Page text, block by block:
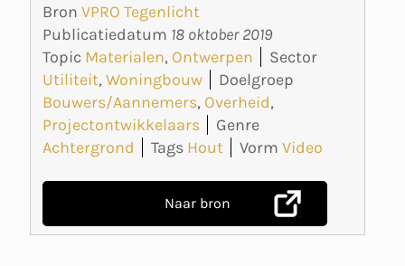
Bron VPRO Tegenlicht
Publicatiedatum 18 oktober 2019
Topic Materialen, Ontwerpen
Sector
Utiliteit, Woningbouw
Doelgroep
Bouwers/Aannemers, Overheid,
Projectontwikkelaars
Genre
Achtergrond
Tags Hout Vorm Video
Naar bron